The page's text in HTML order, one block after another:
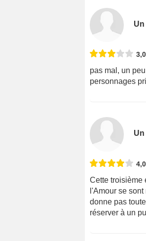
3,0
pas mal, un
personnages
4,0
Cette troisième
l'Amour se
donne pas
réserver à un